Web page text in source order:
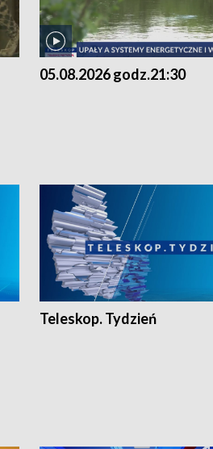
05.08.2026 godz.21:30
Teleskop. Tydzień